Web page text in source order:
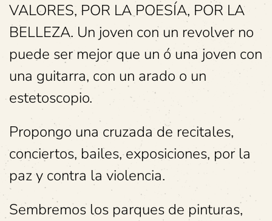
VALORES, POR LA POESÍA, POR LA
BELLEZA. Un joven con un revolver no
puede ser mejor que un ó una joven con
una guitarra, con un arado o un
estetoscopio.
Propongo una cruzada de recitales,
conciertos, bailes, exposiciones, por la
paz y contra la violencia.
Sembremos los parques de pinturas,